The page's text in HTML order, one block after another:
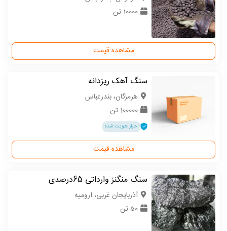
10000 تن
مشاهده قیمت
سنگ آهک ریزدانه
هرمزگان، بندرعباس
100000 تن
احراز هویت شده
مشاهده قیمت
سنگ منگنز وارداتی 65درصدی
آذربایجان غربی، ارومیه
50 تن